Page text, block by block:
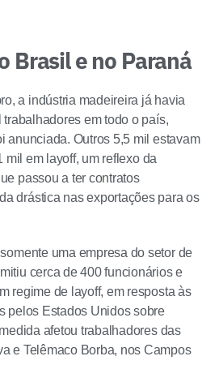
Brasil e no Paraná
a indústria madeireira já havia
em todo o país,
anunciada. Outros 5,5 mil estavam
mil em layoff, um reflexo da
passou a ter contratos
drástica nas exportações para os
uma empresa do setor de
cerca de 400 funcionários e
regime de layoff, em resposta às
pelos Estados Unidos sobre
afetou trabalhadores das
e Telêmaco Borba, nos Campos